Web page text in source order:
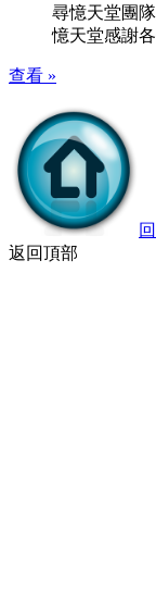
尋憶天堂團
憶天堂感謝
查看 »
返回頂部